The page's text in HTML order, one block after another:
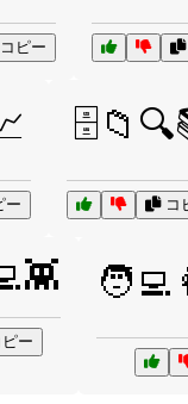
ピー
ー コ
ー